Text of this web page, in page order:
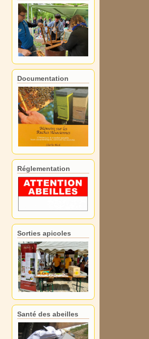
Documentation
Réglementation
Sorties apicoles
Santé des abeilles